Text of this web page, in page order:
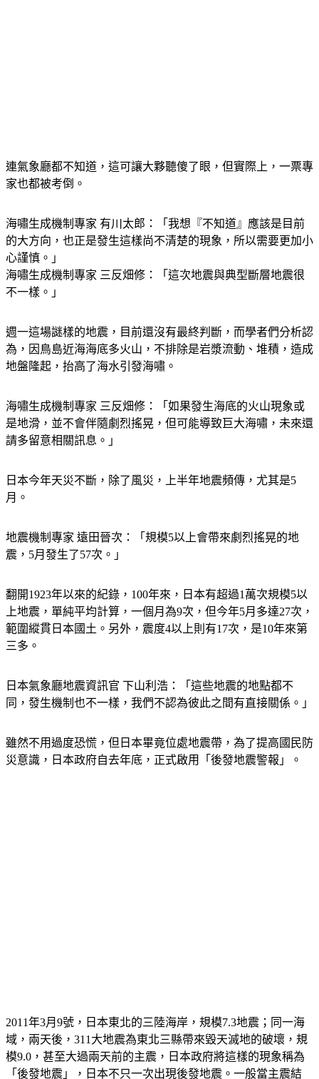
連氣象廳都不知道，這可讓大夥聽傻了眼，但實際上，一票專
家也都被考倒。
海嘯生成機制專家 有川太郎：「我想『不知道』應該是目前
的大方向，也正是發生這樣尚不清楚的現象，所以需要更加小
心謹慎。」
海嘯生成機制專家 三反畑修：「這次地震與典型斷層地震很
不一樣。」
週一這場謎樣的地震，目前還沒有最終判斷，而學者們分析認
為，因鳥島近海海底多火山，不排除是岩漿流動、堆積，造成
地盤隆起，抬高了海水引發海嘯。
海嘯生成機制專家 三反畑修：「如果發生海底的火山現象或
是地滑，並不會伴隨劇烈搖晃，但可能導致巨大海嘯，未來還
請多留意相關訊息。」
日本今年天災不斷，除了風災，上半年地震頻傳，尤其是5
月。
地震機制專家 遠田晉次：「規模5以上會帶來劇烈搖晃的地
震，5月發生了57次。」
翻開1923年以來的紀錄，100年來，日本有超過1萬次規模5以
上地震，單純平均計算，一個月為9次，但今年5月多達27次，
範圍縱貫日本國土。另外，震度4以上則有17次，是10年來第
三多。
日本氣象廳地震資訊官 下山利浩：「這些地震的地點都不
同，發生機制也不一樣，我們不認為彼此之間有直接關係。」
雖然不用過度恐慌，但日本畢竟位處地震帶，為了提高國民防
災意識，日本政府自去年底，正式啟用「後發地震警報」。
2011年3月9號，日本東北的三陸海岸，規模7.3地震；同一海
域，兩天後，311大地震為東北三縣帶來毀天滅地的破壞，規
模9.0，甚至大過兩天前的主震，日本政府將這樣的現象稱為
「後發地震」，日本不只一次出現後發地震。一般當主震結